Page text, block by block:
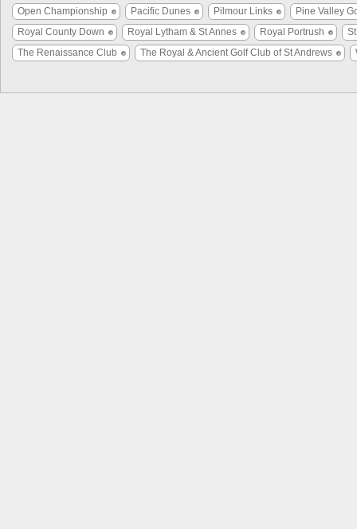
Open Championship
Pacific Dunes Pilmour Links
Pine Valley
Royal County Down
Royal Lytham & St Annes Royal Portrush
The Renaissance Club
The Royal & Ancient Golf Club of St Andrews